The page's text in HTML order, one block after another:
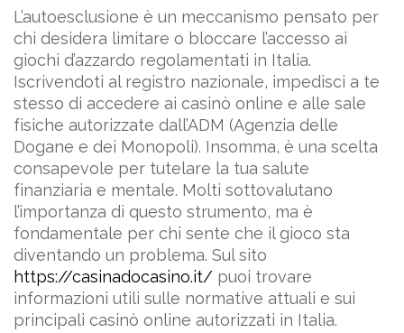
L’autoesclusione è un meccanismo pensato per
chi desidera limitare o bloccare l’accesso ai
giochi d’azzardo regolamentati in Italia.
Iscrivendoti al registro nazionale, impedisci a te
stesso di accedere ai casinò online e alle sale
fisiche autorizzate dall’ADM (Agenzia delle
Dogane e dei Monopoli). Insomma, è una scelta
consapevole per tutelare la tua salute
finanziaria e mentale. Molti sottovalutano
l’importanza di questo strumento, ma è
fondamentale per chi sente che il gioco sta
diventando un problema. Sul sito
https://casinadocasino.it/ puoi trovare
informazioni utili sulle normative attuali e sui
principali casinò online autorizzati in Italia.